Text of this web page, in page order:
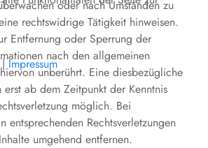
oder nach Umständen zu
rechtswidrige Tätigkeit hinweisen.
Entfernung oder Sperrung der
nach den allgemeinen
unberührt. Eine diesbezügliche
ab dem Zeitpunkt der Kenntnis
möglich. Bei
entsprechenden Rechtsverletzungen
umgehend entfernen.
|Impressum